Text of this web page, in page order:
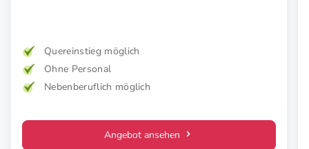
Konzept.Quereinstieg möglich
Ohne Personal
Nebenberuflich möglich
Angebot ansehen